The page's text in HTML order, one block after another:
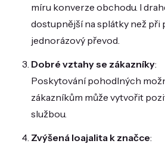
míru konverze obchodu. I
dostupnější na splátky než při
jednorázový převod.
Dobré vztahy se zákazníky:
Poskytování pohodlných
zákazníkům může vytvořit
službou.
Zvýšená loajalita k značce: